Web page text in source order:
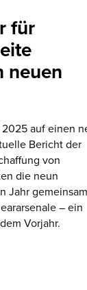
für
neuen
auf einen
Bericht der
von
die neun
Jahr
– ein
Vorjahr.